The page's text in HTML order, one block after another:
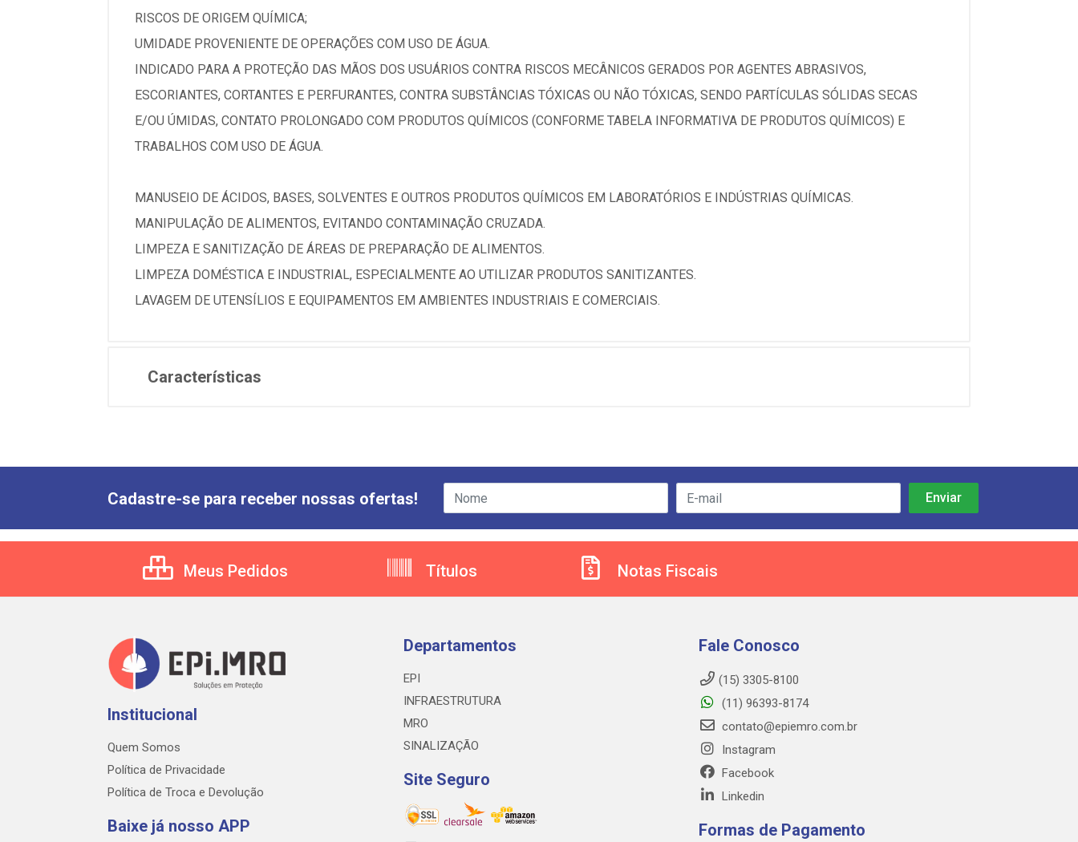
RISCOS DE ORIGEM QUÍMICA;
UMIDADE PROVENIENTE DE OPERAÇÕES COM USO DE ÁGUA.
INDICADO PARA A PROTEÇÃO DAS MÃOS DOS USUÁRIOS CONTRA RISCOS MECÂNICOS GERADOS POR AGENTES ABRASIVOS,
ESCORIANTES, CORTANTES E PERFURANTES, CONTRA SUBSTÂNCIAS TÓXICAS OU NÃO TÓXICAS, SENDO PARTÍCULAS SÓLIDAS SECAS
E/OU ÚMIDAS, CONTATO PROLONGADO COM PRODUTOS QUÍMICOS (CONFORME TABELA INFORMATIVA DE PRODUTOS QUÍMICOS) E
TRABALHOS COM USO DE ÁGUA.
MANUSEIO DE ÁCIDOS, BASES, SOLVENTES E OUTROS PRODUTOS QUÍMICOS EM LABORATÓRIOS E INDÚSTRIAS QUÍMICAS.
MANIPULAÇÃO DE ALIMENTOS, EVITANDO CONTAMINAÇÃO CRUZADA.
LIMPEZA E SANITIZAÇÃO DE ÁREAS DE PREPARAÇÃO DE ALIMENTOS.
LIMPEZA DOMÉSTICA E INDUSTRIAL, ESPECIALMENTE AO UTILIZAR PRODUTOS SANITIZANTES.
LAVAGEM DE UTENSÍLIOS E EQUIPAMENTOS EM AMBIENTES INDUSTRIAIS E COMERCIAIS.
Características
Cadastre-se para receber nossas ofertas!
Meus Pedidos Títulos Notas Fiscais
Institucional
Quem Somos
Política de Privacidade
Política de Troca e Devolução
Baixe já nosso APP
Departamentos
EPI
INFRAESTRUTURA
MRO
SINALIZAÇÃO
Site Seguro
Fale Conosco
(15) 3305-8100
(11) 96393-8174
contato@epiemro.com.br
Instagram
Facebook
Linkedin
Formas de Pagamento